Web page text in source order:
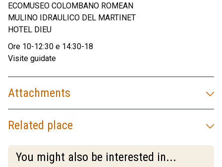
ECOMUSEO COLOMBANO ROMEAN
MULINO IDRAULICO DEL MARTINET
HOTEL DIEU
Ore 10-12:30 e 14:30-18
Visite guidate
Attachments
Related place
You might also be interested in...